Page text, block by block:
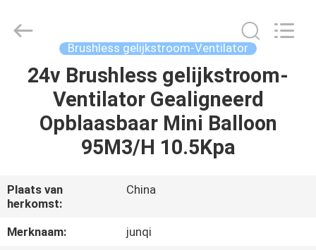
THUIS
PRODUCTEN
ONS
FABRIEKSTOCHT
International
Trade
Reserved.
Brushless gelijkstroom-Ventilator
24v Brushless gelijkstroom-
Ventilator Gealigneerd
Opblaasbaar Mini Balloon
95M3/H 10.5Kpa
Plaats van
herkomst:
China
Merknaam:
junqi